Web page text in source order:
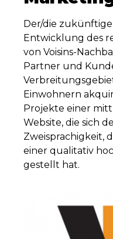
Der/die
Entwicklung des
von Voisins-
Partner und
Einwohnern
Projekte einer
Website, die sich
Zweisprachigkeit,
einer qualitativ
gestellt hat.